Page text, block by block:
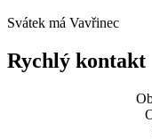
Svátek má Vavřinec
Rychlý kontakt